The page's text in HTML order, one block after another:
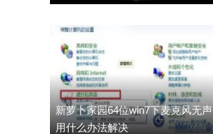
新萝卜家园64位win7下麦克风无声
用什么办法解决